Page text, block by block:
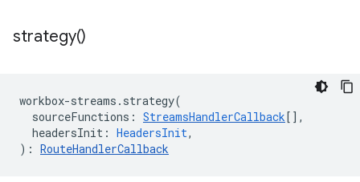
strategy()
workbox-streams . strategy(
sourceFunctions : StreamsHandlerCallback[],
headersInit : HeadersInit,
) : RouteHandlerCallback